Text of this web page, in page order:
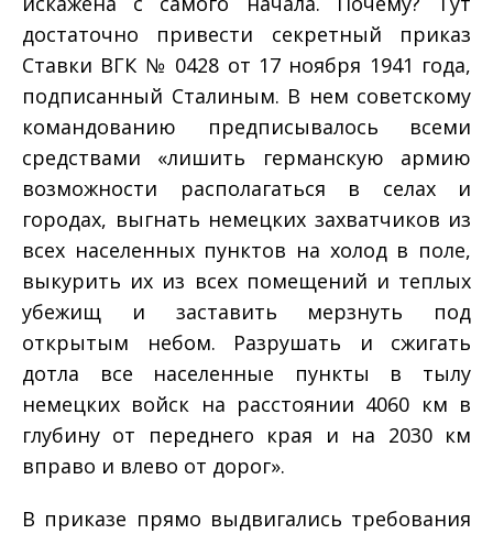
достаточно привести секретный приказ
Ставки ВГК № 0428 от 17 ноября 1941 года,
подписанный Сталиным. В нем советскому
командованию предписывалось всеми
средствами «лишить германскую армию
возможности располагаться в селах и
городах, выгнать немецких захватчиков из
всех населенных пунктов на холод в поле,
выкурить их из всех помещений и теплых
убежищ и заставить мерзнуть под
открытым небом. Разрушать и сжигать
дотла все населенные пункты в тылу
немецких войск на расстоянии 40­60 км в
глубину от переднего края и на 20­30 км
вправо и влево от дорог».
В приказе прямо выдвигались требования